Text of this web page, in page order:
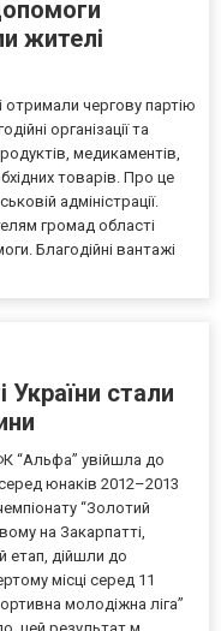
жителі
отримали чергову партію
організації та
медикаментів,
товарів. Про це
адміністрації.
громад області
Благодійні вантажі
України стали
“Альфа” увійшла до
юнаків 2012–2013
“Золотий
на Закарпатті,
етап, дійшли до
місці серед 11
молодіжна ліга”